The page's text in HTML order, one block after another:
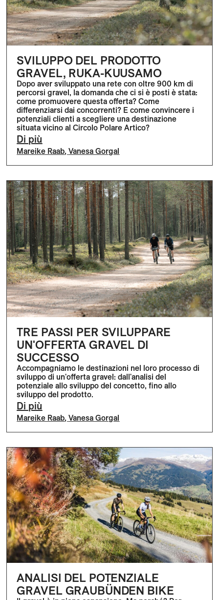
SVILUPPO DEL PRODOTTO
GRAVEL, RUKA-KUUSAMO
Dopo aver sviluppato una rete con oltre 900 km di
percorsi gravel, la domanda che ci si è posti è stata:
come promuovere questa offerta? Come
differenziarsi dai concorrenti? E come convincere i
potenziali clienti a scegliere una destinazione
situata vicino al Circolo Polare Artico?
Di più
Mareike Raab,Vanesa Gorgal
TRE PASSI PER SVILUPPARE
UN'OFFERTA GRAVEL DI
SUCCESSO
Accompagniamo le destinazioni nel loro processo di
sviluppo di un'offerta gravel: dall'analisi del
potenziale allo sviluppo del concetto, fino allo
sviluppo del prodotto.
Di più
Mareike Raab,Vanesa Gorgal
ANALISI DEL POTENZIALE
GRAVEL GRAUBÜNDEN BIKE